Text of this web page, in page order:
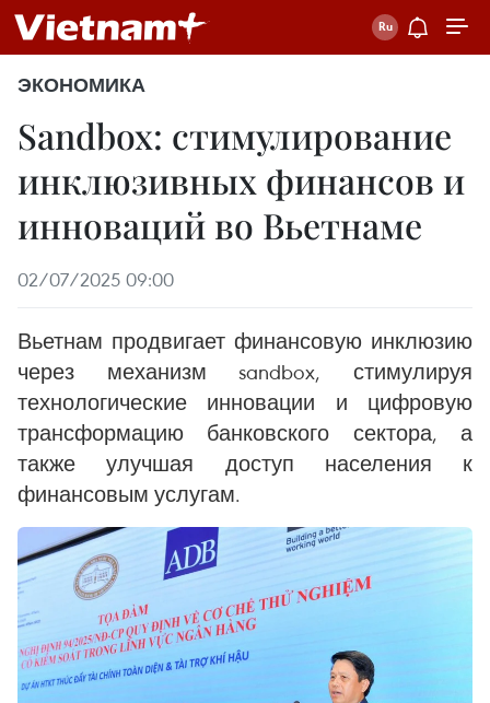
ЭКОНОМИКА
Sandbox: стимулирование
инклюзивных финансов и
инноваций во Вьетнаме
02/07/2025 09:00
Вьетнам продвигает финансовую инклюзию
через механизм sandbox, стимулируя
технологические инновации и цифровую
трансформацию банковского сектора, а
также улучшая доступ населения к
финансовым услугам.